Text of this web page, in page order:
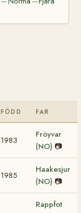
FÖDD FAR
1983
Fröyvar
(NO) 📷
1985
Haakesjur
(NO) 📷
Rappfot